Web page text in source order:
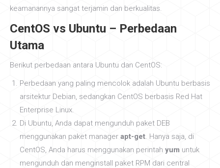
keamanannya sangat terjamin dan berkualitas.
CentOS vs Ubuntu – Perbedaan
Utama
Berikut perbedaan antara Ubuntu dan CentOS:
Perbedaan yang paling mencolok adalah Ubuntu berbasis
arsitektur Debian, sedangkan CentOS berbasis Red Hat
Enterprise Linux.
Di Ubuntu, Anda dapat mengunduh paket DEB
menggunakan paket manager apt-get. Hanya saja, di
CentOS, Anda harus menggunakan perintah yum untuk
mengunduh dan menginstall paket RPM dari central